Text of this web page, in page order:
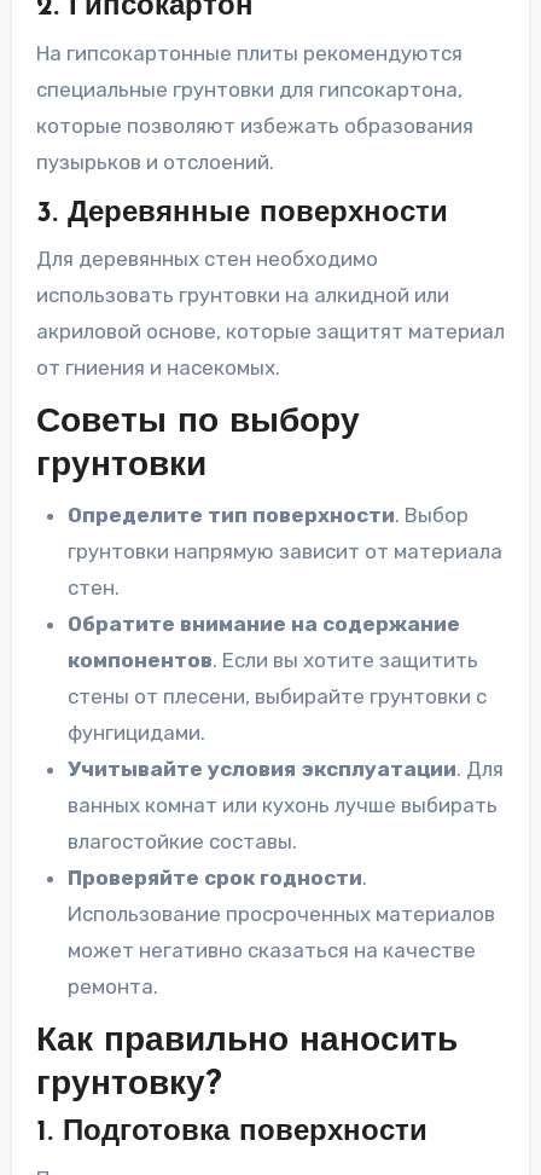
2. Гипсокартон
На гипсокартонные плиты рекомендуются
специальные грунтовки для гипсокартона,
которые позволяют избежать образования
пузырьков и отслоений.
3. Деревянные поверхности
Для деревянных стен необходимо
использовать грунтовки на алкидной или
акриловой основе, которые защитят материал
от гниения и насекомых.
Советы по выбору
грунтовки
Определите тип поверхности. Выбор
грунтовки напрямую зависит от материала
стен.
Обратите внимание на содержание
компонентов. Если вы хотите защитить
стены от плесени, выбирайте грунтовки с
фунгицидами.
Учитывайте условия эксплуатации. Для
ванных комнат или кухонь лучше выбирать
влагостойкие составы.
Проверяйте срок годности.
Использование просроченных материалов
может негативно сказаться на качестве
ремонта.
Как правильно наносить
грунтовку?
1. Подготовка поверхности